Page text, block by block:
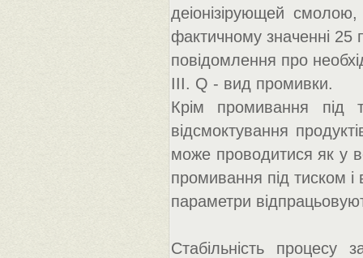
деіонізірующей
фактичному значенні 25
повідомлення про
III. Q - вид промивки.
Крім промивання під
відсмоктування
може проводитися як у
промивання під тиском і
параметри
Стабільність процесу